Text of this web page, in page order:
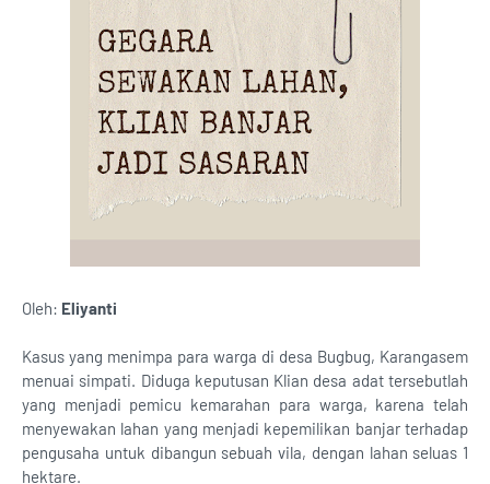
Oleh: Eliyanti
Kasus yang menimpa para warga di desa Bugbug, Karangasem
menuai simpati. Diduga keputusan Klian desa adat tersebutlah
yang menjadi pemicu kemarahan para warga, karena telah
menyewakan lahan yang menjadi kepemilikan banjar terhadap
pengusaha untuk dibangun sebuah vila, dengan lahan seluas 1
hektare.